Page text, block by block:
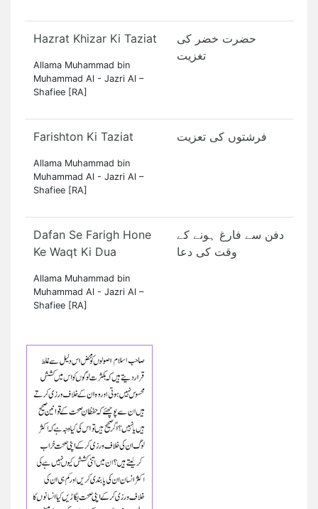
Hazrat Khizar Ki Taziat
Allama Muhammad bin
Muhammad Al - Jazri Al –
Shafiee [RA]
حضرت خضر کی
تغزیت
Farishton Ki Taziat
Allama Muhammad bin
Muhammad Al - Jazri Al –
Shafiee [RA]
فرشتوں کی تعزیت
Dafan Se Farigh Hone
Ke Waqt Ki Dua
Allama Muhammad bin
Muhammad Al - Jazri Al –
Shafiee [RA]
دفن سے فارغ ہونے کے
وقت کی دعا